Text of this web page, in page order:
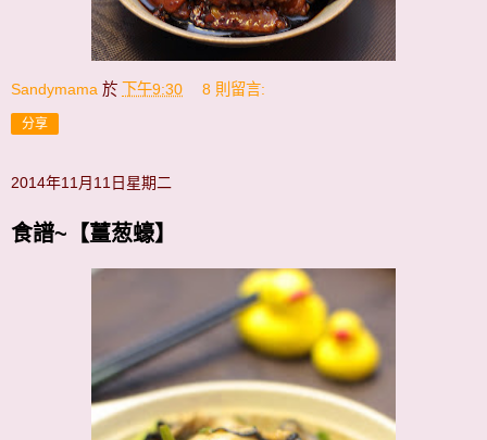
Sandymama 於 下午9:30 8 則留言:
分享
2014年11月11日星期二
食譜~【薑葱蠔】